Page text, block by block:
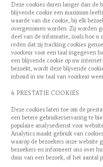
Deze cookies duren langer dan de
blijvende cookie een maximum
waarde van die cookie, bij elk
overgenomen worden. Zij worden
deel van de informatie, zoals hoe u
reden dat zij tracking cookies
voorkeur voor een taal ingegeven
een blijvende cookie op uw
bezoekt, wordt deze blijvende
inhoud in uw taal van voorkeur
4. PRESTATIE COOKIES
Deze cookies laten toe om de
een betere gebruikerservaring te
populaire analysedienst voor
Analytics maakt gebruik van
waarop de bezoekers onze
bezoekers en informeert ons over
duur van een bezoek, of het aantal